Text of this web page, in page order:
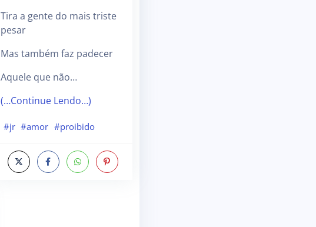
Tira a gente do mais triste
pesar
Mas também faz padecer
Aquele que não…
(…Continue Lendo…)
#jr #amor #proibido